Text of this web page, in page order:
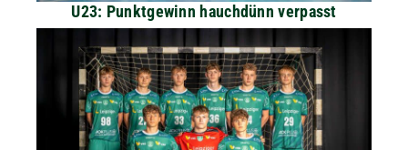
U23: Punktgewinn hauchdünn verpasst